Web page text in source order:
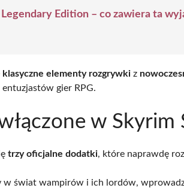
Edition – co zawiera ta
klasyczne elementy rozgrywki z
gier RPG.
w Skyrim
trzy oficjalne dodatki, które naprawdę
w świat wampirów i ich lordów,